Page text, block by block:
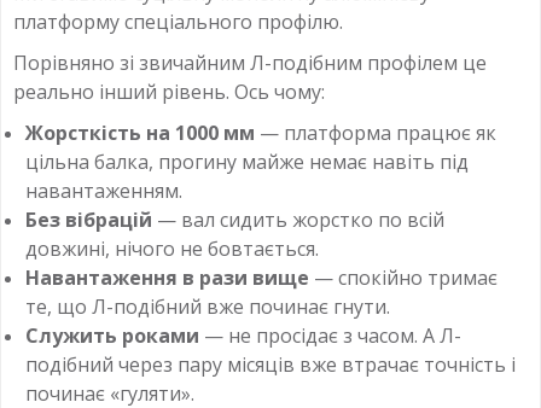
платформу спеціального профілю.
Порівняно зі звичайним Л-подібним профілем це
реально інший рівень. Ось чому:
Жорсткість на 1000 мм — платформа працює як
цільна балка, прогину майже немає навіть під
навантаженням.
Без вібрацій — вал сидить жорстко по всій
довжині, нічого не бовтається.
Навантаження в рази вище — спокійно тримає
те, що Л-подібний вже починає гнути.
Служить роками — не просідає з часом. А Л-
подібний через пару місяців вже втрачає точність і
починає «гуляти».